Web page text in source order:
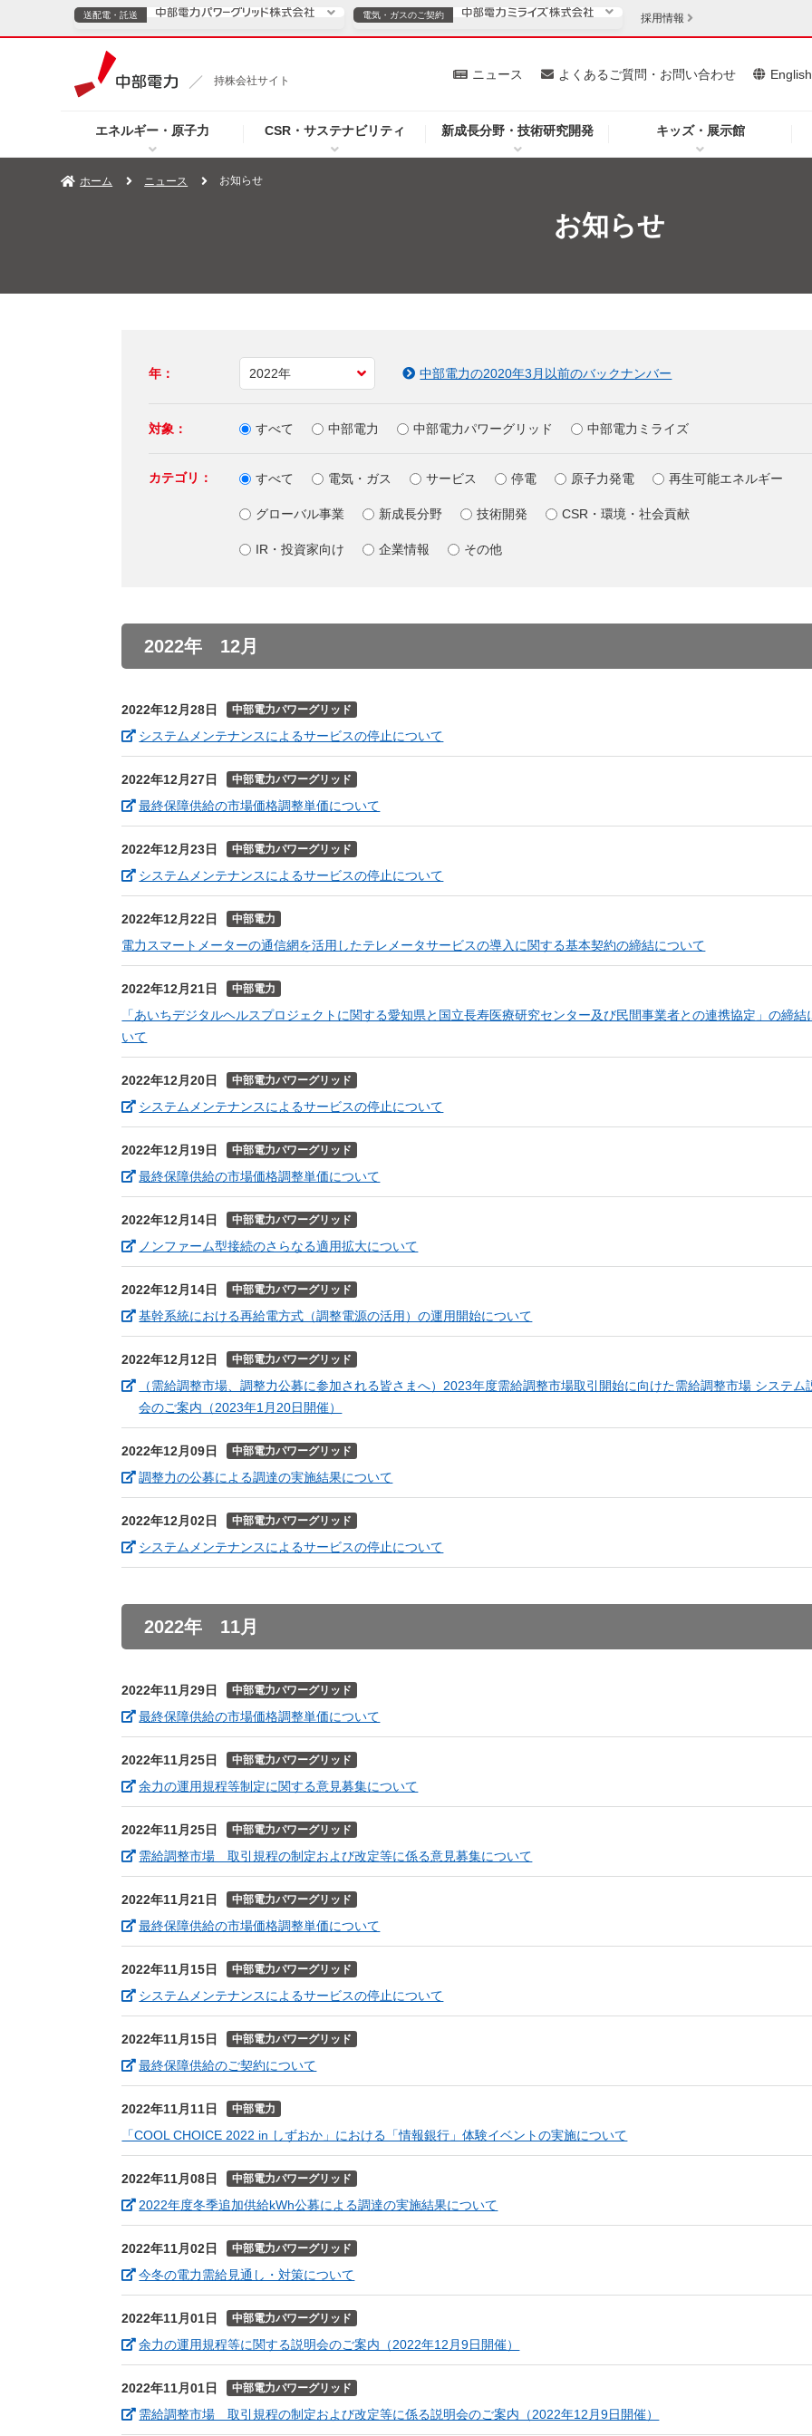
持株会社サイト
エネルギー・原子力 CSR・サステナビリティ 新成長分野・技術研究開発 キッズ・展示館
ニュース よくあるご質問・お問い合わせ English
送配電・託送
TOPページへ ご案内 安定供給
企業情報
電気・ガスのご契約
電気・ガスのご契約
TOPページへ 個人のお客さま 法人のお客さま
採用情報
ホーム ニュース お知らせ
お知らせ
年： 中部電力の2020年3月以前のバックナンバー
対象： すべて 中部電力 中部電力パワーグリッド 中部電力ミライズ
カテゴリ： すべて 電気・ガス サービス 停電 原子力発電 再生可能エネルギー
グローバル事業 新成長分野 技術開発 CSR・環境・社会貢献
IR・投資家向け 企業情報 その他
2022年 12月
2022年12月28日 中部電力パワーグリッド
システムメンテナンスによるサービスの停止について
2022年12月27日 中部電力パワーグリッド
最終保障供給の市場価格調整単価について
2022年12月23日 中部電力パワーグリッド
システムメンテナンスによるサービスの停止について
2022年12月22日 中部電力
電力スマートメーターの通信網を活用したテレメータサービスの導入に関する基本契約の締結について
2022年12月21日 中部電力
「あいちデジタルヘルスプロジェクトに関する愛知県と国立長寿医療研究センター及び民間事業者との連携協定」の締結
いて
2022年12月20日 中部電力パワーグリッド
システムメンテナンスによるサービスの停止について
2022年12月19日 中部電力パワーグリッド
最終保障供給の市場価格調整単価について
2022年12月14日 中部電力パワーグリッド
ノンファーム型接続のさらなる適用拡大について
2022年12月14日 中部電力パワーグリッド
基幹系統における再給電方式（調整電源の活用）の運用開始について
2022年12月12日 中部電力パワーグリッド
（需給調整市場、調整力公募に参加される皆さまへ）2023年度需給調整市場取引開始に向けた需給調整市場 システム
会のご案内（2023年1月20日開催）
2022年12月09日 中部電力パワーグリッド
調整力の公募による調達の実施結果について
2022年12月02日 中部電力パワーグリッド
システムメンテナンスによるサービスの停止について
2022年 11月
2022年11月29日 中部電力パワーグリッド
最終保障供給の市場価格調整単価について
2022年11月25日 中部電力パワーグリッド
余力の運用規程等制定に関する意見募集について
2022年11月25日 中部電力パワーグリッド
需給調整市場 取引規程の制定および改定等に係る意見募集について
2022年11月21日 中部電力パワーグリッド
最終保障供給の市場価格調整単価について
2022年11月15日 中部電力パワーグリッド
システムメンテナンスによるサービスの停止について
2022年11月15日 中部電力パワーグリッド
最終保障供給のご契約について
2022年11月11日 中部電力
「COOL CHOICE 2022 in しずおか」における「情報銀行」体験イベントの実施について
2022年11月08日 中部電力パワーグリッド
2022年度冬季追加供給kWh公募による調達の実施結果について
2022年11月02日 中部電力パワーグリッド
今冬の電力需給見通し・対策について
2022年11月01日 中部電力パワーグリッド
余力の運用規程等に関する説明会のご案内（2022年12月9日開催）
2022年11月01日 中部電力パワーグリッド
需給調整市場 取引規程の制定および改定等に係る説明会のご案内（2022年12月9日開催）